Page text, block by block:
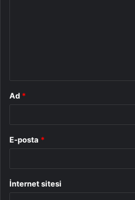
Ad *
E-posta *
İnternet sitesi